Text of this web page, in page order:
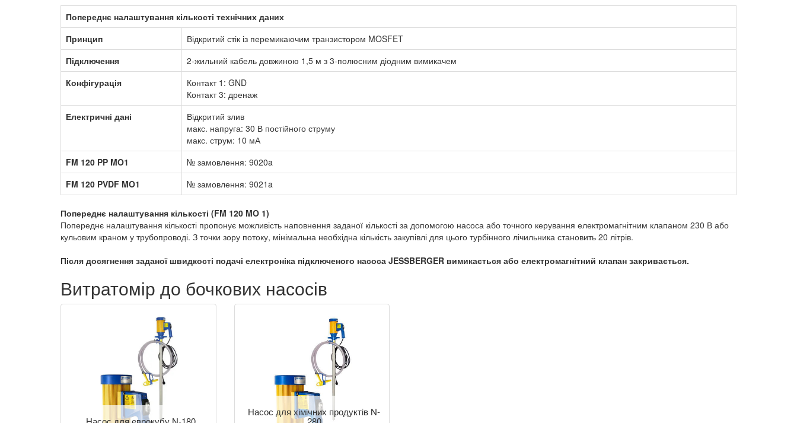
Попереднє налаштування кількості технічних даних
Принцип
Відкритий стік із перемикаючим транзистором MOSFET
Підключення
2-жильний кабель довжиною 1,5 м з 3-полюсним діодним вимикачем
Конфігурація
Контакт 1: GND
Контакт 3: дренаж
Електричні дані
Відкритий злив
макс. напруга: 30 В постійного струму
макс. струм: 10 мА
FM 120 PP MO1
№ замовлення: 9020a
FM 120 PVDF MO1
№ замовлення: 9021a
Попереднє налаштування кількості (FM 120 MO 1)
Попереднє налаштування кількості пропонує можливість наповнення заданої кількості за допомогою насоса або точного керування електромагнітним клапаном 230 В або
кульовим краном у трубопроводі. З точки зору потоку, мінімальна необхідна кількість закупівлі для цього турбінного лічильника становить 20 літрів.
Після досягнення заданої швидкості подачі електроніка підключеного насоса JESSBERGER вимикається або електромагнітний клапан закривається.
Витратомір до бочкових насосів
Насос для хімічних продуктів N-